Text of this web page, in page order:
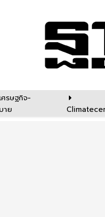
ศรษฐกิจ-
าย